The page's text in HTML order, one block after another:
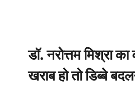
डॉ. नरोत्तम मिश्रा
खराब हो तो डिब्बे